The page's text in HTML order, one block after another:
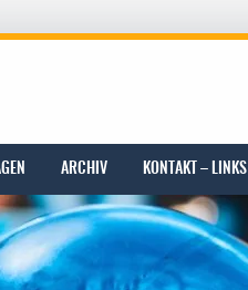
ARCHIV KONTAKT – LINKS